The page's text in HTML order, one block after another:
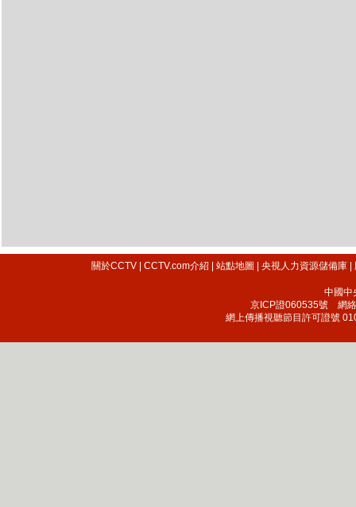
關於CCTV| CCTV.com介紹| 站點地圖 央視人力資源儲備庫|
中國中
京ICP證060535號網絡
網上傳播視聽節目許可證號